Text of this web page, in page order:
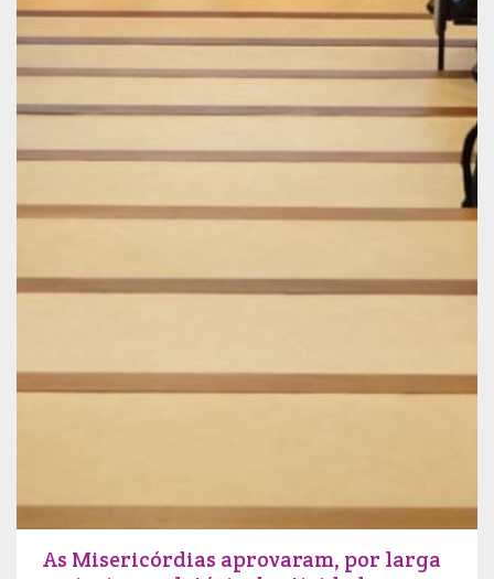
As Misericórdias aprovaram, por larga